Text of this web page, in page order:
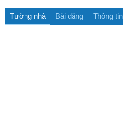
Tường nhà Bài đăng Thông tin